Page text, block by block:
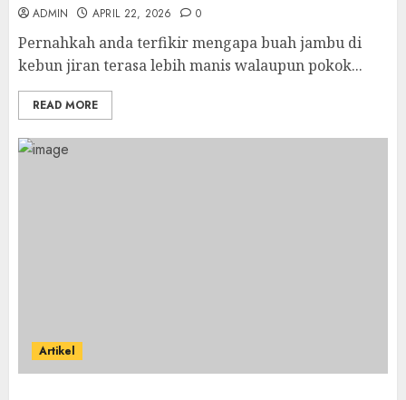
ADMIN APRIL 22, 2026 0
Pernahkah anda terfikir mengapa buah jambu di
kebun jiran terasa lebih manis walaupun pokok...
READ MORE
Artikel